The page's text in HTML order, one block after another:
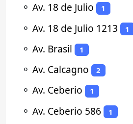
⚬ Av. 18 de Julio 1
⚬ Av. 18 de Julio 1213 1
⚬ Av. Brasil 1
⚬ Av. Calcagno 2
⚬ Av. Ceberio 1
⚬ Av. Ceberio 586 1